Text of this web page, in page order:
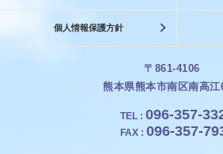
個人情報保護方針
〒861-4106
熊本県熊本市南区南高江
TEL : 096-357-
FAX : 096-357-